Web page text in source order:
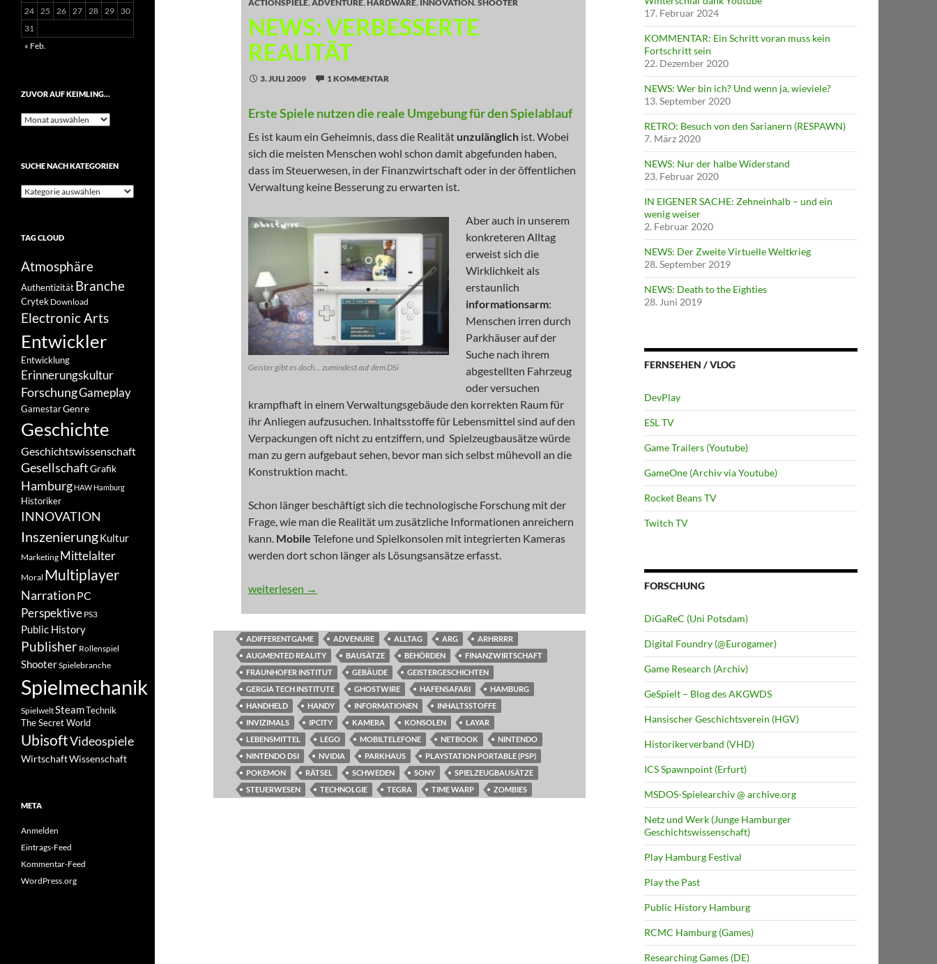
ACTIONSPIELE,ADVENTURE,HARDWARE, INNOVATION,SHOOTER
NEWS: VERBESSERTE
REALITÄT
3. JULI 2009 1 KOMMENTAR
Erste Spiele nutzen die reale Umgebung für den Spielablauf
Es ist kaum ein Geheimnis, dass die Realität unzulänglich ist. Wobei
sich die meisten Menschen wohl schon damit abgefunden haben,
dass im Steuerwesen, in der Finanzwirtschaft oder in der öffentlichen
Verwaltung keine Besserung zu erwarten ist.
Geister gibt es doch... zumindest auf dem DSi
Aber auch in unserem
konkreteren Alltag
erweist sich die
Wirklichkeit als
erstaunlich
informationsarm:
Menschen irren durch
Parkhäuser auf der
Suche nach ihrem
abgestellten Fahrzeug
oder versuchen
krampfhaft in einem Verwaltungsgebäude den korrekten Raum für
ihr Anliegen aufzusuchen. Inhaltsstoffe für Lebensmittel sind auf den
Verpackungen oft nicht zu entziffern, und Spielzeugbausätze würde
man zu gern aufgebaut sehen, bevor man sich selbst mühevoll an die
Konstruktion macht.
Schon länger beschäftigt sich die technologische Forschung mit der
Frage, wie man die Realität um zusätzliche Informationen anreichern
kann. Mobile Telefone und Spielkonsolen mit integrierten Kameras
werden dort schon länger als Lösungsansätze erfasst.
NEWS: Verbesserte Realität
weiterlesen →
ADIFFERENTGAME ADVENURE ALLTAG ARG
ARHRRRR
AUGMENTED REALITY
BAUSÄTZE BEHÖRDEN
FINANZWIRTSCHAFT
FRAUNHOFER INSTITUT
GEBÄUDE
GEISTERGESCHICHTEN
GERGIA TECH INSTITUTE
GHOSTWIRE HAFENSAFARI
HAMBURG
HANDHELD
HANDY INFORMATIONEN
INHALTSSTOFFE
INVIZIMALS
IPCITY KAMERA KONSOLEN
LAYAR
LEBENSMITTEL
LEGO MOBILTELEFONE NETBOOK
NINTENDO
NINTENDO DSI
NVIDIA PARKHAUS
PLAYSTATION PORTABLE (PSP)
POKEMON
RÄTSEL SCHWEDEN SONY
SPIELZEUGBAUSÄTZE
STEUERWESEN
TECHNOLGIE TEGRA TIME WARP ZOMBIES
17. Februar 2024
KOMMENTAR: Ein Schritt voran muss kein
Fortschritt sein
22. Dezember 2020
NEWS: Wer bin ich? Und wenn ja, wieviele?
13. September 2020
RETRO: Besuch von den Sarianern (RESPAWN)
7. März 2020
NEWS: Nur der halbe Widerstand
23. Februar 2020
IN EIGENER SACHE: Zehneinhalb – und ein
wenig weiser
2. Februar 2020
NEWS: Der Zweite Virtuelle Weltkrieg
28. September 2019
NEWS: Death to the Eighties
28. Juni 2019
FERNSEHEN / VLOG
DevPlay
ESL TV
Game Trailers (Youtube)
GameOne (Archiv via Youtube)
Rocket Beans TV
Twitch TV
FORSCHUNG
DiGaReC (Uni Potsdam)
Digital Foundry (@Eurogamer)
Game Research (Archiv)
GeSpielt – Blog des AKGWDS
Hansischer Geschichtsverein (HGV)
Historikerverband (VHD)
ICS Spawnpoint (Erfurt)
MSDOS-Spielearchiv @ archive.org
Netz und Werk (Junge Hamburger
Geschichtswissenschaft)
Play Hamburg Festival
Play the Past
Public History Hamburg
RCMC Hamburg (Games)
Researching Games (DE)
24 25 26 27 28 29
30
31
« Feb.
ZUVOR AUF KEIMLING…
Zuvor
SUCHE NACH KATEGORIEN
Suche
TAG CLOUD
Atmosphäre
Authentizität Branche
Crytek Download
Electronic Arts
Entwickler
Entwicklung
Erinnerungskultur
ForschungGameplay
GamestarGenre
Geschichte
Geschichtswissenschaft
GesellschaftGrafik
Hamburg HAW Hamburg
Historiker
INNOVATION
InszenierungKultur
Marketing Mittelalter
Moral Multiplayer
Narration PC
Perspektive PS3
Public History
Publisher Rollenspiel
ShooterSpielebranche
Spielmechanik
SpielweltSteamTechnik
The Secret World
UbisoftVideospiele
WirtschaftWissenschaft
META
Anmelden
Eintrags-Feed
Kommentar-Feed
WordPress.org